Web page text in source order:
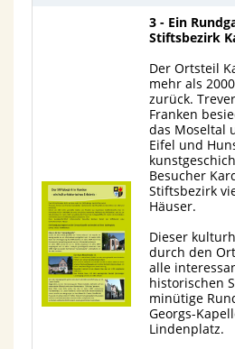
3 - Ein
Stiftsbezirk
Der Ortsteil
mehr als
zurück.
Franken
das Moseltal
Eifel und
Besucher
Stiftsbezirk
Häuser.
Dieser
durch den
alle
historischen
minütige
Georgs-
Lindenplatz.